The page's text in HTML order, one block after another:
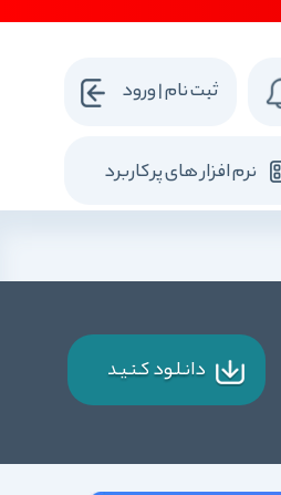
نرم افزار های پرکاربرد
ثبت نام | ورود
دانـلـود کـنـیـد